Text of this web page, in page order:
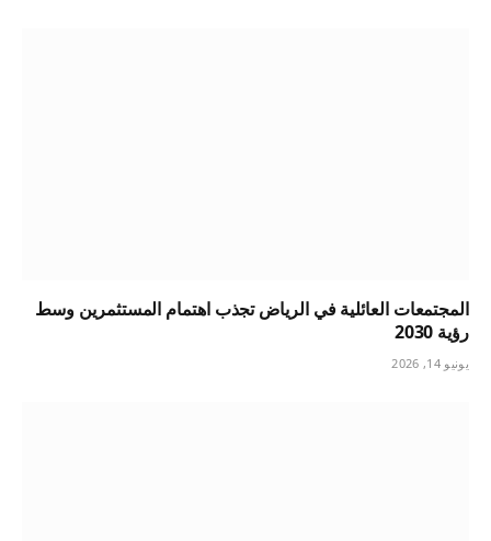
المجتمعات العائلية في الرياض تجذب اهتمام المستثمرين وسط
رؤية 2030
يونيو 14, 2026